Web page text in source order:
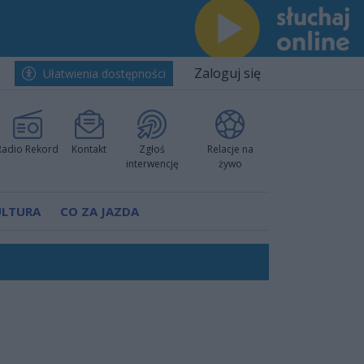
Ułatwienia dostępności Zaloguj się
Rekord Kontakt
Zgłoś
interwencję
Relacje na
żywo
CO ZA JAZDA
pokazali klasę
nową sportową tradycję"